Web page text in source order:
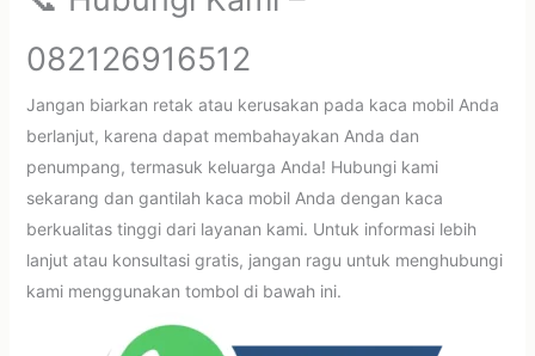
082126916512
Jangan biarkan retak atau kerusakan pada kaca mobil Anda
berlanjut, karena dapat membahayakan Anda dan
penumpang, termasuk keluarga Anda! Hubungi kami
sekarang dan gantilah kaca mobil Anda dengan kaca
berkualitas tinggi dari layanan kami. Untuk informasi lebih
lanjut atau konsultasi gratis, jangan ragu untuk menghubungi
kami menggunakan tombol di bawah ini.